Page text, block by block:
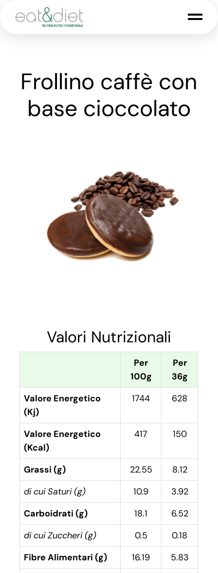
Frollino caffè con
base cioccolato
Valori Nutrizionali
Per
100g
Per
36g
Valore Energetico
(Kj)
1744 628
Valore Energetico
(Kcal)
417 150
Grassi (g) 22.55
8.12
di cui Saturi (g)
10.9
3.92
Carboidrati (g)
18.1
6.52
di cui Zuccheri (g)
0.5
0.18
Fibre Alimentari (g)
16.19
5.83